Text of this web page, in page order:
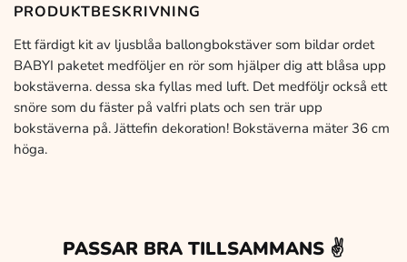
PRODUKTBESKRIVNING
Ett färdigt kit av ljusblåa ballongbokstäver som bildar ordet
BABYI paketet medföljer en rör som hjälper dig att blåsa upp
bokstäverna. dessa ska fyllas med luft. Det medföljr också ett
snöre som du fäster på valfri plats och sen trär upp
bokstäverna på. Jättefin dekoration! Bokstäverna mäter 36 cm
höga.
PASSAR BRA TILLSAMMANS ✌️